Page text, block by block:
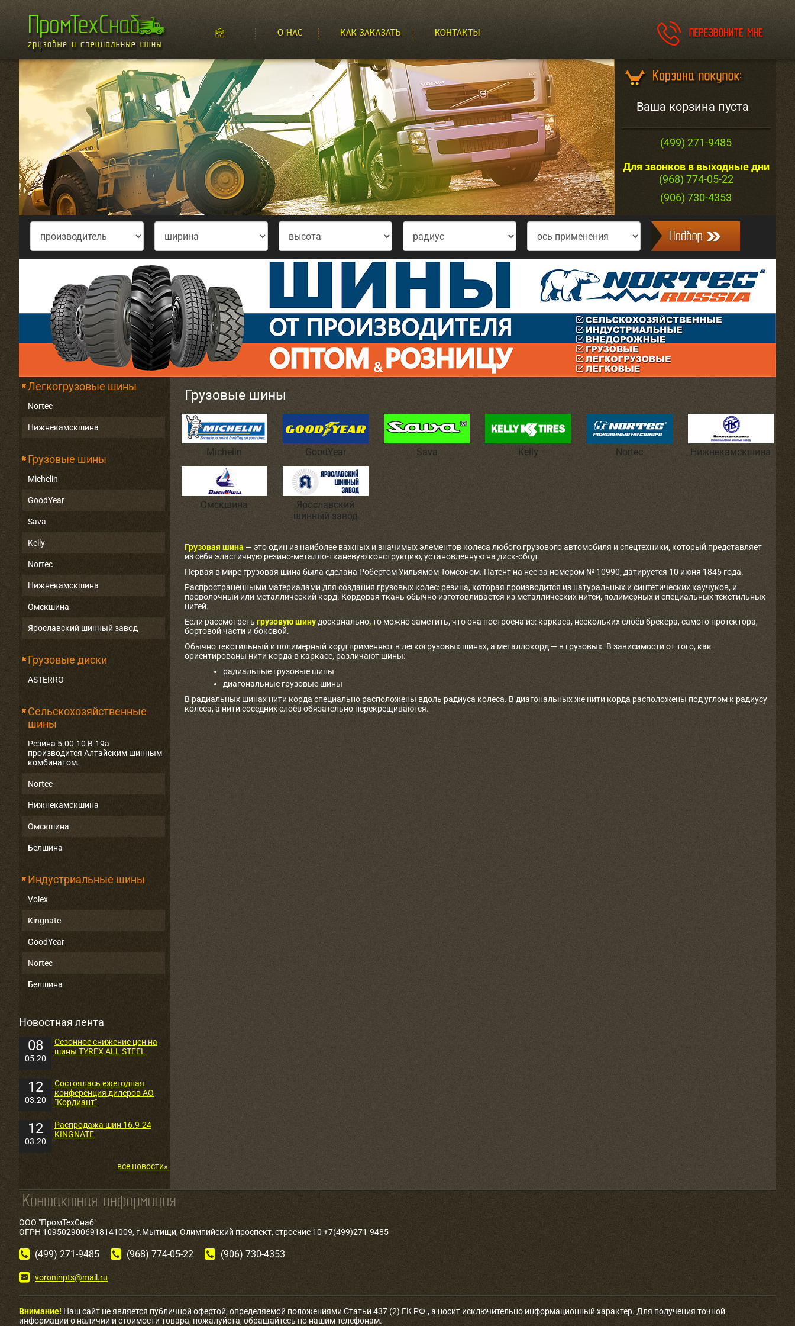
Ваша корзина пуста
(499) 271-9485
Для звонков в выходные дни
(968) 774-05-22
(906) 730-4353
Легкогрузовые шины
Nortec
Нижнекамскшина
Грузовые шины
Michelin
GoodYear
Sava
Kelly
Nortec
Нижнекамскшина
Омскшина
Ярославский шинный завод
Грузовые диски
ASTERRO
Сельскохозяйственные
шины
Резина 5.00-10 В-19а
производится Алтайским шинным
комбинатом.
Nortec
Нижнекамскшина
Омскшина
Белшина
Индустриальные шины
Volex
Kingnate
GoodYear
Nortec
Белшина
Новостная лента
08
05.20
Сезонное снижение цен на
шины TYREX ALL STEEL
12
03.20
Состоялась ежегодная
конференция дилеров АО
"Кордиант"
12
03.20
Распродажа шин 16.9-24
KINGNATE
все новости»
Грузовые шины
Michelin GoodYear Sava Kelly Nortec Нижнекамскшина
Омскшина
Ярославский
шинный завод
Грузовая шина — это один из наиболее важных и значимых элементов колеса любого грузового автомобиля и спецтехники, который представляет
из себя эластичную резино-металло-тканевую конструкцию, установленную на диск-обод.
Первая в мире грузовая шина была сделана Робертом Уильямом Томсоном. Патент на нее за номером № 10990, датируется 10 июня 1846 года.
Распространенными материалами для создания грузовых колес: резина, которая производится из натуральных и синтетических каучуков, и
проволочный или металлический корд. Кордовая ткань обычно изготовливается из металлических нитей, полимерных и специальных текстильных
нитей.
Если рассмотреть грузовую шину досканально,то можно заметить, что она построена из: каркаса, нескольких слоёв брекера, самого протектора,
бортовой части и боковой.
Обычно текстильный и полимерный корд применяют в легкогрузовых шинах, а металлокорд — в грузовых. В зависимости от того, как
ориентированы нити корда в каркасе, различают шины:
радиальные грузовые шины
диагональные грузовые шины
В радиальных шинах нити корда специально расположены вдоль радиуса колеса. В диагональных же нити корда расположены под углом к радиусу
колеса, а нити соседних слоёв обязательно перекрещиваются.
ООО "ПромТехСнаб"
ОГРН 1095029006918141009, г.Мытищи, Олимпийский проспект, строение 10 +7(499)271-9485
(499) 271-9485 (968) 774-05-22 (906) 730-4353
voroninpts@mail.ru
Внимание! Наш сайт не является публичной офертой, определяемой положениями Статьи 437 (2) ГК РФ., а носит исключительно информационный характер. Для получения точной
информации о наличии и стоимости товара, пожалуйста, обращайтесь по нашим телефонам.